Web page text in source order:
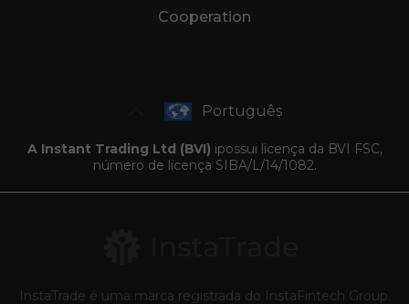
Cooperation
Português
A Instant Trading Ltd (BVI) ipossui licença da BVI FSC,
número de licença SIBA/L/14/1082.
InstaTrade é uma marca registrada do InstaFintech Group.